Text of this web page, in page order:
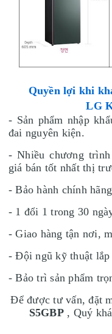
Quyền lợi khi
LG
- Sản phẩm nhập
đai nguyên kiện.
- Nhiều chương
giá bán tốt nhất thị
- Bảo hành chính
- 1 đổi 1 trong 30
- Giao hàng tận nơi,
- Đội ngũ kỹ thuật lắp
- Bảo trì sản phẩm
Để được tư vấn, đặt
S5GBP , Quý